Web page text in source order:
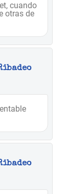
cuando
otras de